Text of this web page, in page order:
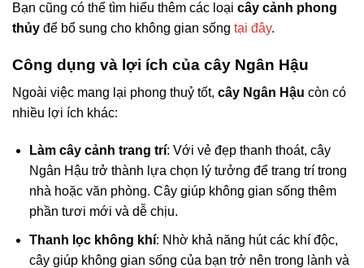
Bạn cũng có thể tìm hiểu thêm các loại cây cảnh phong
thủy để bổ sung cho không gian sống tại đây.
Công dụng và lợi ích của cây Ngân Hậu
Ngoài việc mang lại phong thuỷ tốt, cây Ngân Hậu còn có
nhiều lợi ích khác:
Làm cây cảnh trang trí: Với vẻ đẹp thanh thoát, cây
Ngân Hậu trở thành lựa chọn lý tưởng để trang trí trong
nhà hoặc văn phòng. Cây giúp không gian sống thêm
phần tươi mới và dễ chịu.
Thanh lọc không khí: Nhờ khả năng hút các khí độc,
cây giúp không gian sống của bạn trở nên trong lành và